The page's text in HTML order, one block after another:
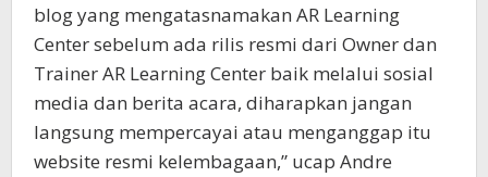
blog yang mengatasnamakan AR Learning
Center sebelum ada rilis resmi dari Owner dan
Trainer AR Learning Center baik melalui sosial
media dan berita acara, diharapkan jangan
langsung mempercayai atau menganggap itu
website resmi kelembagaan,” ucap Andre